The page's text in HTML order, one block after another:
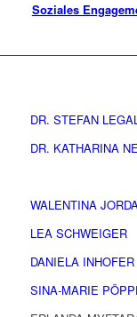
Soziales
DR. STEFAN
DR. KATHARINA
WALENTINA
LEA SCHWEIGER
DANIELA INHOFER
SINA-MARIE